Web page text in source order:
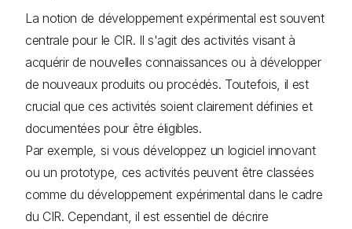
La notion de développement expérimental est souvent
centrale pour le CIR. Il s'agit des activités visant à
acquérir de nouvelles connaissances ou à développer
de nouveaux produits ou procédés. Toutefois, il est
crucial que ces activités soient clairement définies et
documentées pour être éligibles.
Par exemple, si vous développez un logiciel innovant
ou un prototype, ces activités peuvent être classées
comme du développement expérimental dans le cadre
du CIR. Cependant, il est essentiel de décrire